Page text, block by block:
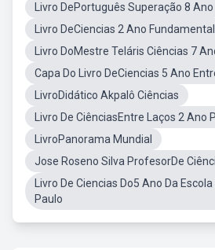
Livro DePortuguês Superação 8 Ano
Livro DeCiencias 2 Ano Fundamental
Livro DoMestre Teláris Ciências 7
Capa Do Livro DeCiencias 5 Ano
LivroDidático Akpalô Ciências
Livro De CiênciasEntre Laços 2 Ano
LivroPanorama Mundial
Jose Roseno Silva ProfesorDe
Livro De Ciencias Do5 Ano Da
Paulo